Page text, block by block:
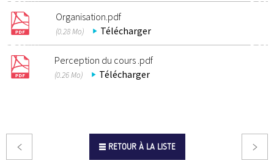
Organisation.pdf
(0.28 Mo) Télécharger
Perception du cours .pdf
(0.26 Mo) Télécharger
RETOUR À LA LISTE